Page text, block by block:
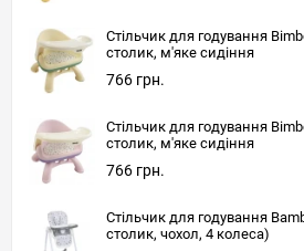
Стільчик для годування
столик, м'яке сидіння
766 грн.
Стільчик для годування
столик, м'яке сидіння
766 грн.
Стільчик для годування
столик, чохол, 4 колеса)